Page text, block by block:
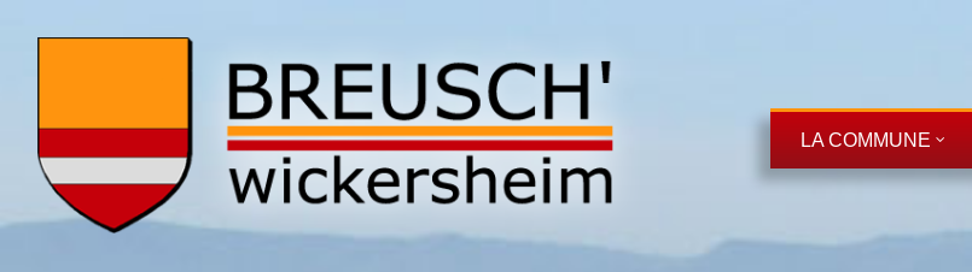
LA COMMUNE